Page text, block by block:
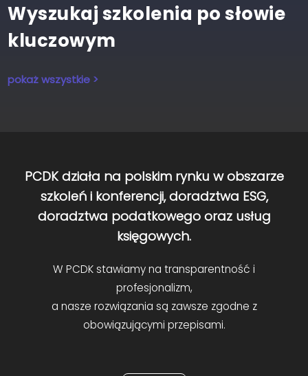
Wyszukaj szkolenia po słowie
kluczowym
pokaż wszystkie >
PCDK działa na polskim rynku w obszarze
szkoleń i konferencji, doradztwa ESG,
doradztwa podatkowego oraz usług
księgowych.
W PCDK stawiamy na transparentność i
profesjonalizm,
a nasze rozwiązania są zawsze zgodne z
obowiązującymi przepisami.